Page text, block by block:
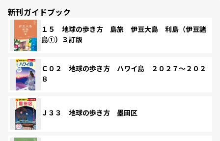
新刊ガイドブック
１５ 地球の歩き方 島旅 伊豆大島 利島（伊豆諸
島①）３訂版
Ｃ０２ 地球の歩き方 ハワイ島 ２０２７～２０２
８
Ｊ３３ 地球の歩き方 墨田区